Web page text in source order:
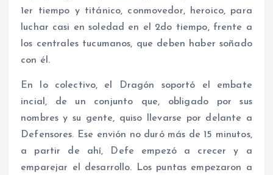
1er tiempo y titánico, conmovedor, heroico, para
luchar casi en soledad en el 2do tiempo, frente a
los centrales tucumanos, que deben haber soñado
con él.
En lo colectivo, el Dragón soportó el embate
incial, de un conjunto que, obligado por sus
nombres y su gente, quiso llevarse por delante a
Defensores. Ese envión no duró más de 15 minutos,
a partir de ahí, Defe empezó a crecer y a
emparejar el desarrollo. Los puntas empezaron a